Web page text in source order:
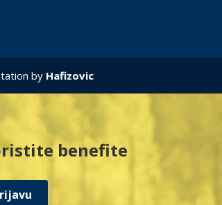
by Hafizovic
benefite